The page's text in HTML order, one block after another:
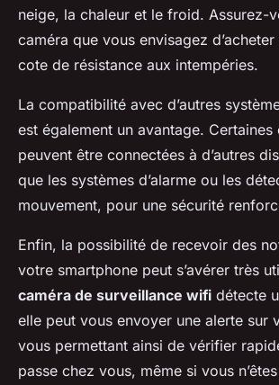
neige, la chaleur et le froid. Assurez-
caméra que vous envisagez
cote de résistance aux intempéries.
La compatibilité avec d’autres
est également un avantage. Certaines
peuvent être connectées à d’autres
que les systèmes d’alarme ou les
mouvement, pour une sécurité
Enfin, la possibilité de recevoir des
votre smartphone peut s’avérer très
caméra de surveillance wifi détecte
elle peut vous envoyer une alerte sur
vous permettant ainsi de vérifier
passe chez vous, même si vous